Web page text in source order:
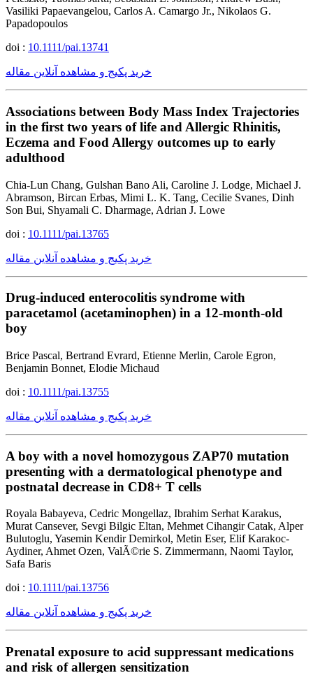
Vasiliki Papaevangelou, Carlos A. Camargo Jr., Nikolaos G.
Papadopoulos
doi : 10.1111/pai.13741
خرید پکیج و مشاهده آنلاین مقاله
Associations between Body Mass Index Trajectories
in the first two years of life and Allergic Rhinitis,
Eczema and Food Allergy outcomes up to early
adulthood
Chia-Lun Chang, Gulshan Bano Ali, Caroline J. Lodge, Michael J.
Abramson, Bircan Erbas, Mimi L. K. Tang, Cecilie Svanes, Dinh
Son Bui, Shyamali C. Dharmage, Adrian J. Lowe
doi : 10.1111/pai.13765
خرید پکیج و مشاهده آنلاین مقاله
Drug-induced enterocolitis syndrome with
paracetamol (acetaminophen) in a 12-month-old
boy
Brice Pascal, Bertrand Evrard, Etienne Merlin, Carole Egron,
Benjamin Bonnet, Elodie Michaud
doi : 10.1111/pai.13755
خرید پکیج و مشاهده آنلاین مقاله
A boy with a novel homozygous ZAP70 mutation
presenting with a dermatological phenotype and
postnatal decrease in CD8+ T cells
Royala Babayeva, Cedric Mongellaz, Ibrahim Serhat Karakus,
Murat Cansever, Sevgi Bilgic Eltan, Mehmet Cihangir Catak, Alper
Bulutoglu, Yasemin Kendir Demirkol, Metin Eser, Elif Karakoc-
Aydiner, Ahmet Ozen, ValÃ©rie S. Zimmermann, Naomi Taylor,
Safa Baris
doi : 10.1111/pai.13756
خرید پکیج و مشاهده آنلاین مقاله
Prenatal exposure to acid suppressant medications
and risk of allergen sensitization